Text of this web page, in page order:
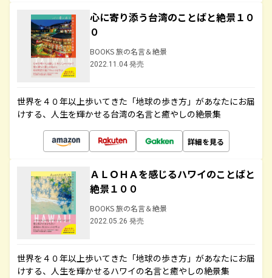
心に寄り添う台湾のことばと絶景１０
０
BOOKS 旅の名言＆絶景
2022.11.04 発売
世界を４０年以上歩いてきた「地球の歩き方」があなたにお届
けする、人生を輝かせる台湾の名言と癒やしの絶景集
詳細を見る
ＡＬＯＨＡを感じるハワイのことばと
絶景１００
BOOKS 旅の名言＆絶景
2022.05.26 発売
世界を４０年以上歩いてきた「地球の歩き方」があなたにお届
けする、人生を輝かせるハワイの名言と癒やしの絶景集